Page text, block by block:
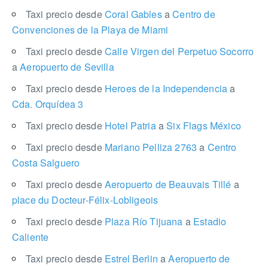
Taxi precio desdeCoral GablesaCentro de
Convenciones de la Playa de Miami
Taxi precio desdeCalle Virgen del Perpetuo Socorro
aAeropuerto de Sevilla
Taxi precio desde Heroes de la Independenciaa
Cda. Orquídea 3
Taxi precio desde Hotel PatriaaSix Flags México
Taxi precio desde Mariano Pelliza 2763a Centro
Costa Salguero
Taxi precio desdeAeropuerto de Beauvais Tillé a
place du Docteur-Félix-Lobligeois
Taxi precio desde Plaza Río Tijuana aEstadio
Caliente
Taxi precio desde Estrel BerlinaAeropuerto de